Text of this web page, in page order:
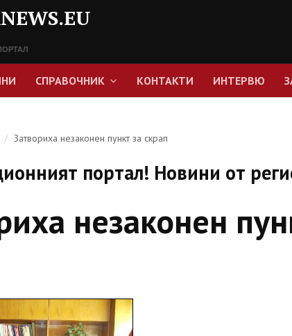
СПРАВОЧНИК КОНТАКТИ ИНТЕРВЮ
/ Затвориха незаконен пункт за скрап
портал! Новини от
незаконен